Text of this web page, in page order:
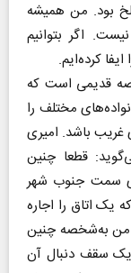
بود. من همیشه
اگر بتوانیم
کرده‌ایم.
قدیمی است که
مختلف را
غریب باشد. امیری
قطعا چنین
سمت جنوب شهر
یک اتاق را اجاره
من به‌شخصه چنین
یک سقف دنبال آن